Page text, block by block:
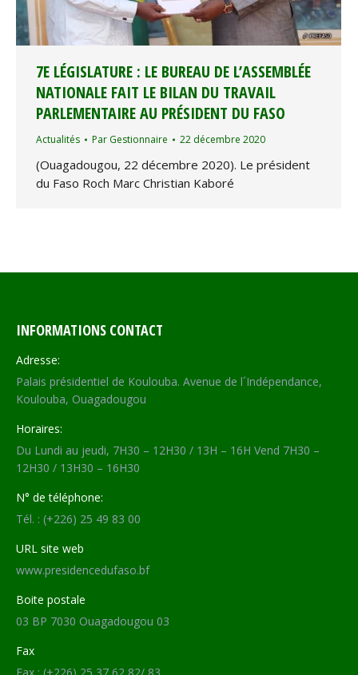
7E LÉGISLATURE : LE BUREAU DE L’ASSEMBLÉE
NATIONALE FAIT LE BILAN DU TRAVAIL
PARLEMENTAIRE AU PRÉSIDENT DU FASO
Actualités Par Gestionnaire 22 décembre 2020
(Ouagadougou, 22 décembre 2020). Le président
du Faso Roch Marc Christian Kaboré
INFORMATIONS CONTACT
Adresse:
Palais présidentiel de Koulouba. Avenue de l´Indépendance,
Koulouba, Ouagadougou
Horaires:
Du Lundi au jeudi, 7H30 – 12H30 / 13H – 16H Vend 7H30 –
12H30 / 13H30 – 16H30
N° de téléphone:
Tél. : (+226) 25 49 83 00
URL site web
www.presidencedufaso.bf
Boite postale
03 BP 7030 Ouagadougou 03
Fax